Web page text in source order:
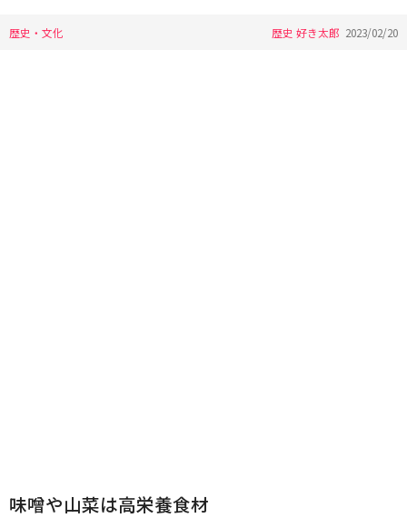
歴史・文化 歴史 好き太郎 2023/02/20
味噌や山菜は高栄養食材